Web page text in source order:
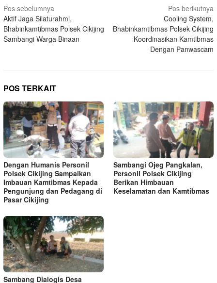
Navigasi
pos
Pos sebelumnya
Aktif Jaga Silaturahmi,
Bhabinkamtibmas Polsek Cikijing
Sambangi Warga Binaan
Pos berikutnya
Cooling System,
Bhabinkamtibmas Polsek Cikijing
Koordinasikan Kamtibmas
Dengan Panwascam
POS TERKAIT
Dengan Humanis Personil
Polsek Cikijing Sampaikan
Imbauan Kamtibmas Kepada
Pengunjung dan Pedagang di
Pasar Cikijing
Sambangi Ojeg Pangkalan,
Personil Polsek Cikijing
Berikan Himbauan
Keselamatan dan Kamtibmas
Sambang Dialogis Desa